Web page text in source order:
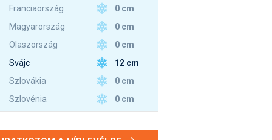
Franciaország
0 cm
Magyarország
0 cm
Olaszország
0 cm
Svájc
12 cm
Szlovákia
0 cm
Szlovénia
0 cm